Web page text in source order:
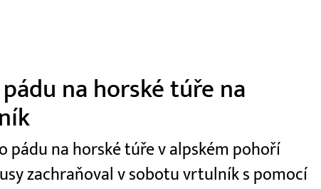
na horské túře na
na horské túře v alpském pohoří
zachraňoval v sobotu vrtulník s pomocí